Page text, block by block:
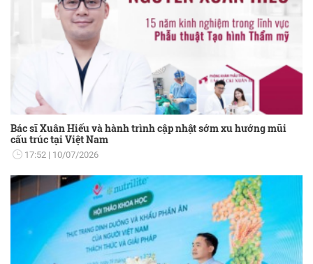
Bác sĩ Xuân Hiếu và hành trình cập nhật sớm xu hướng mũi
cấu trúc tại Việt Nam
17:52 10/07/2026